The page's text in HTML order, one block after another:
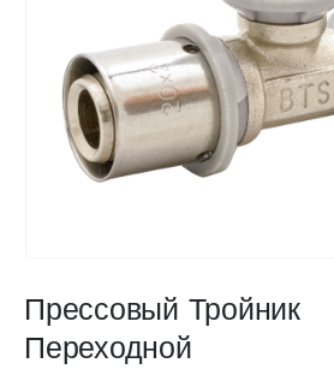
Прессовый Тройник
Переходной